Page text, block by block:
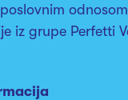
iz grupe Perfetti